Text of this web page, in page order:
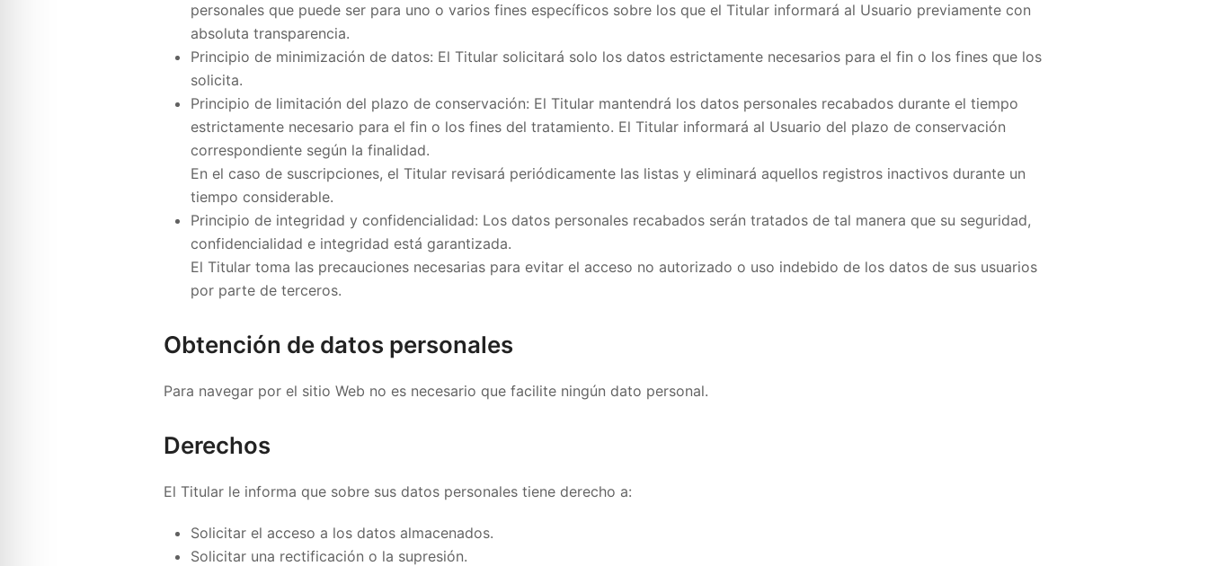
personales que puede ser para uno o varios fines específicos sobre los que el Titular informará al Usuario previamente con
absoluta transparencia.
Principio de minimización de datos: El Titular solicitará solo los datos estrictamente necesarios para el fin o los fines que los
solicita.
Principio de limitación del plazo de conservación: El Titular mantendrá los datos personales recabados durante el tiempo
estrictamente necesario para el fin o los fines del tratamiento. El Titular informará al Usuario del plazo de conservación
correspondiente según la finalidad.
En el caso de suscripciones, el Titular revisará periódicamente las listas y eliminará aquellos registros inactivos durante un
tiempo considerable.
Principio de integridad y confidencialidad: Los datos personales recabados serán tratados de tal manera que su seguridad,
confidencialidad e integridad está garantizada.
El Titular toma las precauciones necesarias para evitar el acceso no autorizado o uso indebido de los datos de sus usuarios
por parte de terceros.
Obtención de datos personales
Para navegar por el sitio Web no es necesario que facilite ningún dato personal.
Derechos
El Titular le informa que sobre sus datos personales tiene derecho a:
Solicitar el acceso a los datos almacenados.
Solicitar una rectificación o la supresión.